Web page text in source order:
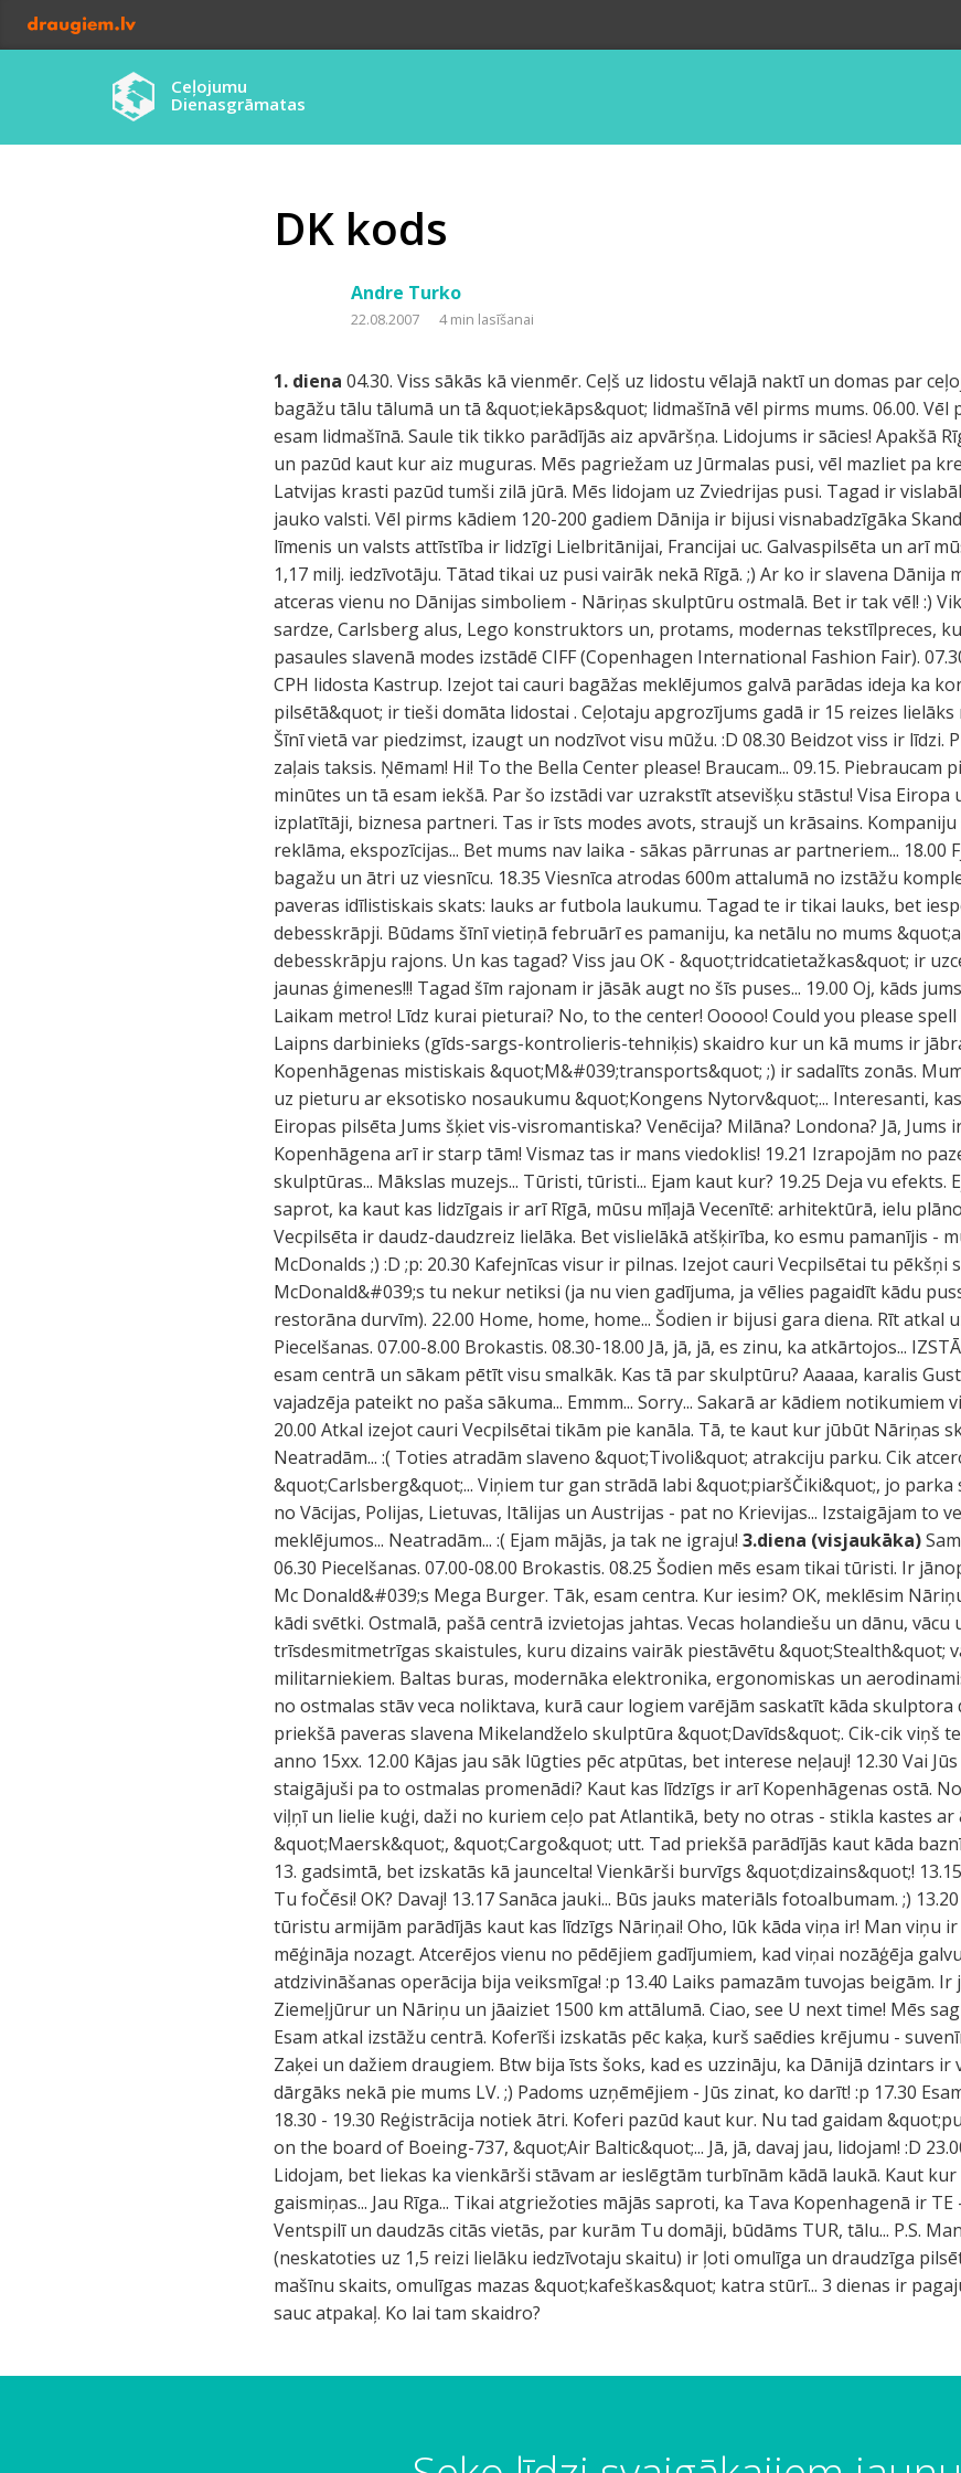
Ceļojumu
Dienasgrāmatas
DK kods
Andre Turko
22.08.2007 4 min lasīšanai
1. diena 04.30. Viss sākās kā vienmēr. Ceļš uz lidostu vēlajā naktī un domas par
bagāžu tālu tālumā un tā &quot;iekāps&quot; lidmašīnā vēl pirms mums. 06.00.
esam lidmašīnā. Saule tik tikko parādījās aiz apvāršņa. Lidojums ir sācies! Apakšā
un pazūd kaut kur aiz muguras. Mēs pagriežam uz Jūrmalas pusi, vēl mazliet pa
Latvijas krasti pazūd tumši zilā jūrā. Mēs lidojam uz Zviedrijas pusi. Tagad ir
jauko valsti. Vēl pirms kādiem 120-200 gadiem Dānija ir bijusi visnabadzīgāka
līmenis un valsts attīstība ir lidzīgi Lielbritānijai, Francijai uc. Galvaspilsēta un arī
1,17 milj. iedzīvotāju. Tātad tikai uz pusi vairāk nekā Rīgā. ;) Ar ko ir slavena Dānija
atceras vienu no Dānijas simboliem - Nāriņas skulptūru ostmalā. Bet ir tak vēl! :)
sardze, Carlsberg alus, Lego konstruktors un, protams, modernas tekstīlpreces,
pasaules slavenā modes izstādē CIFF (Copenhagen International Fashion Fair).
CPH lidosta Kastrup. Izejot tai cauri bagāžas meklējumos galvā parādas ideja ka
pilsētā&quot; ir tieši domāta lidostai . Ceļotaju apgrozījums gadā ir 15 reizes lielāks
Šīnī vietā var piedzimst, izaugt un nodzīvot visu mūžu. :D 08.30 Beidzot viss ir līdzi.
zaļais taksis. Ņēmam! Hi! To the Bella Center please! Braucam... 09.15. Piebraucam
minūtes un tā esam iekšā. Par šo izstādi var uzrakstīt atsevišķu stāstu! Visa Eiropa
izplatītāji, biznesa partneri. Tas ir īsts modes avots, straujš un krāsains. Kompaniju
reklāma, ekspozīcijas... Bet mums nav laika - sākas pārrunas ar partneriem... 18.00
bagažu un ātri uz viesnīcu. 18.35 Viesnīca atrodas 600m attalumā no izstāžu
paveras idīlistiskais skats: lauks ar futbola laukumu. Tagad te ir tikai lauks, bet
debesskrāpji. Būdams šīnī vietiņā februārī es pamaniju, ka netālu no mums
debesskrāpju rajons. Un kas tagad? Viss jau OK - &quot;tridcatietažkas&quot; ir
jaunas ģimenes!!! Tagad šīm rajonam ir jāsāk augt no šīs puses... 19.00 Oj, kāds
Laikam metro! Līdz kurai pieturai? No, to the center! Ooooo! Could you please
Laipns darbinieks (gīds-sargs-kontrolieris-tehniķis) skaidro kur un kā mums ir
Kopenhāgenas mistiskais &quot;M&#039;transports&quot; ;) ir sadalīts zonās.
uz pieturu ar eksotisko nosaukumu &quot;Kongens Nytorv&quot;... Interesanti,
Eiropas pilsēta Jums šķiet vis-visromantiska? Venēcija? Milāna? Londona? Jā, Jums
Kopenhāgena arī ir starp tām! Vismaz tas ir mans viedoklis! 19.21 Izrapojām no
skulptūras... Mākslas muzejs... Tūristi, tūristi... Ejam kaut kur? 19.25 Deja vu efekts.
saprot, ka kaut kas lidzīgais ir arī Rīgā, mūsu mīļajā Vecenītē: arhitektūrā, ielu
Vecpilsēta ir daudz-daudzreiz lielāka. Bet vislielākā atšķirība, ko esmu pamanījis -
McDonalds ;) :D ;p: 20.30 Kafejnīcas visur ir pilnas. Izejot cauri Vecpilsētai tu pēkšņi
McDonald&#039;s tu nekur netiksi (ja nu vien gadījuma, ja vēlies pagaidīt kādu
restorāna durvīm). 22.00 Home, home, home... Šodien ir bijusi gara diena. Rīt atkal
Piecelšanas. 07.00-8.00 Brokastis. 08.30-18.00 Jā, jā, jā, es zinu, ka atkārtojos...
esam centrā un sākam pētīt visu smalkāk. Kas tā par skulptūru? Aaaaa, karalis
vajadzēja pateikt no paša sākuma... Emmm... Sorry... Sakarā ar kādiem notikumiem
20.00 Atkal izejot cauri Vecpilsētai tikām pie kanāla. Tā, te kaut kur jūbūt Nāriņas
Neatradām... :( Toties atradām slaveno &quot;Tivoli&quot; atrakciju parku. Cik
&quot;Carlsberg&quot;... Viņiem tur gan strādā labi &quot;piaršČiki&quot;, jo
no Vācijas, Polijas, Lietuvas, Itālijas un Austrijas - pat no Krievijas... Izstaigājam to
meklējumos... Neatradām... :( Ejam mājās, ja tak ne igraju!3.diena (visjaukāka)
06.30 Piecelšanas. 07.00-08.00 Brokastis. 08.25 Šodien mēs esam tikai tūristi. Ir
Mc Donald&#039;s Mega Burger. Tāk, esam centra. Kur iesim? OK, meklēsim
kādi svētki. Ostmalā, pašā centrā izvietojas jahtas. Vecas holandiešu un dānu, vācu
trīsdesmitmetrīgas skaistules, kuru dizains vairāk piestāvētu &quot;Stealth&quot;
militarniekiem. Baltas buras, modernāka elektronika, ergonomiskas un
no ostmalas stāv veca noliktava, kurā caur logiem varējām saskatīt kāda skulptora
priekšā paveras slavena Mikelandželo skulptūra &quot;Davīds&quot;. Cik-cik viņš
anno 15xx. 12.00 Kājas jau sāk lūgties pēc atpūtas, bet interese neļauj! 12.30 Vai
staigājuši pa to ostmalas promenādi? Kaut kas līdzīgs ir arī Kopenhāgenas ostā.
viļņī un lielie kuģi, daži no kuriem ceļo pat Atlantikā, bety no otras - stikla kastes ar
&quot;Maersk&quot;, &quot;Cargo&quot; utt. Tad priekšā parādījās kaut kāda
13. gadsimtā, bet izskatās kā jauncelta! Vienkārši burvīgs &quot;dizains&quot;!
Tu foČēsi! OK? Davaj! 13.17 Sanāca jauki... Būs jauks materiāls fotoalbumam. ;)
tūristu armijām parādījās kaut kas līdzīgs Nāriņai! Oho, lūk kāda viņa ir! Man viņu
mēģināja nozagt. Atcerējos vienu no pēdējiem gadījumiem, kad viņai nozāģēja
atdzivināšanas operācija bija veiksmīga! :p 13.40 Laiks pamazām tuvojas beigām.
Ziemeļjūrur un Nāriņu un jāaiziet 1500 km attālumā. Ciao, see U next time! Mēs
Esam atkal izstāžu centrā. Koferīši izskatās pēc kaķa, kurš saēdies krējumu -
Zaķei un dažiem draugiem. Btw bija īsts šoks, kad es uzzināju, ka Dānijā dzintars ir
dārgāks nekā pie mums LV. ;) Padoms uzņēmējiem - Jūs zinat, ko darīt! :p 17.30
18.30 - 19.30 Reģistrācija notiek ātri. Koferi pazūd kaut kur. Nu tad gaidam
on the board of Boeing-737, &quot;Air Baltic&quot;... Jā, jā, davaj jau, lidojam! :D
Lidojam, bet liekas ka vienkārši stāvam ar ieslēgtām turbīnām kādā laukā. Kaut
gaismiņas... Jau Rīga... Tikai atgriežoties mājās saproti, ka Tava Kopenhagenā ir TE
Ventspilī un daudzās citās vietās, par kurām Tu domāji, būdāms TUR, tālu... P.S.
(neskatoties uz 1,5 reizi lielāku iedzīvotaju skaitu) ir ļoti omulīga un draudzīga
mašīnu skaits, omulīgas mazas &quot;kafeškas&quot; katra stūrī... 3 dienas ir
sauc atpakaļ. Ko lai tam skaidro?